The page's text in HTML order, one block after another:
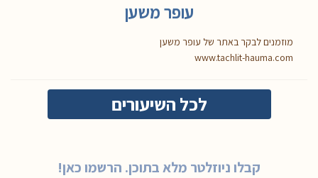
עופר משען
מוזמנים לבקר באתר של עופר משען
www.tachlit-hauma.com
לכל השיעורים
קבלו ניוזלטר מלא בתוכן. הרשמו כאן!